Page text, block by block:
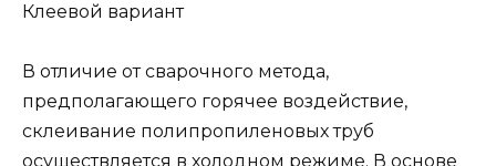
Клеевой вариант
В отличие от сварочного метода,
предполагающего горячее воздействие,
склеивание полипропиленовых труб
осуществляется в холодном режиме. В основе